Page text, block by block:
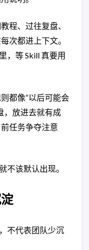
程、过往复盘、
次都进上下文。
里，等 Skill 真要用
都像“以后可能会
，放进去就有成
任务争夺注意
不该默认出现。
不代表团队少沉